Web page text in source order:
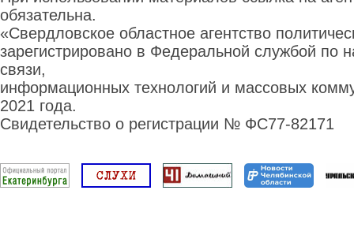
обязательна.
«Свердловское областное агентство
зарегистрировано в Федеральной службой по
связи,
информационных технологий и массовых
2021 года.
Свидетельство о регистрации № ФС77-82171